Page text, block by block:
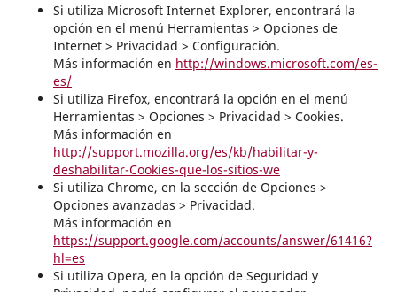
Si utiliza Microsoft Internet Explorer, encontrará la
opción en el menú Herramientas > Opciones de
Internet > Privacidad > Configuración.
Más información en http://windows.microsoft.com/es-
es/
Si utiliza Firefox, encontrará la opción en el menú
Herramientas > Opciones > Privacidad > Cookies.
Más información en
http://support.mozilla.org/es/kb/habilitar-y-
deshabilitar-Cookies-que-los-sitios-we
Si utiliza Chrome, en la sección de Opciones >
Opciones avanzadas > Privacidad.
Más información en
https://support.google.com/accounts/answer/61416?
hl=es
Si utiliza Opera, en la opción de Seguridad y